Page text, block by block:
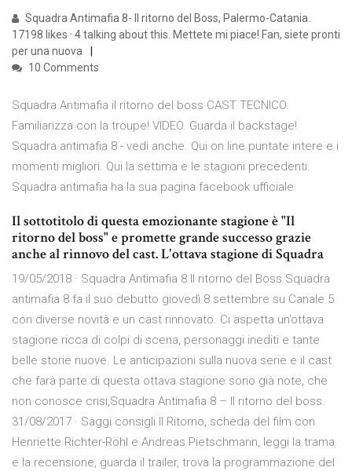
Squadra Antimafia 8- Il ritorno del Boss, Palermo-Catania.
17198 likes · 4 talking about this. Mettete mi piace! Fan, siete pronti
per una nuova
10 Comments
Squadra Antimafia il ritorno del boss CAST TECNICO.
Familiarizza con la troupe! VIDEO. Guarda il backstage!
Squadra antimafia 8 - vedi anche. Qui on line puntate intere e i
momenti migliori. Qui la settima e le stagioni precedenti.
Squadra antimafia ha la sua pagina facebook ufficiale.
Il sottotitolo di questa emozionante stagione è "Il
ritorno del boss" e promette grande successo grazie
anche al rinnovo del cast. L'ottava stagione di Squadra
19/05/2018 · Squadra Antimafia 8 Il ritorno del Boss Squadra
antimafia 8 fa il suo debutto giovedì 8 settembre su Canale 5
con diverse novità e un cast rinnovato. Ci aspetta un’ottava
stagione ricca di colpi di scena, personaggi inediti e tante
belle storie nuove. Le anticipazioni sulla nuova serie e il cast
che farà parte di questa ottava stagione sono già note, che
non conosce crisi,Squadra Antimafia 8 – Il ritorno del boss.
31/08/2017 · Saggi consigli Il Ritorno, scheda del film con
Henriette Richter-Röhl e Andreas Pietschmann, leggi la trama
e la recensione, guarda il trailer, trova la programmazione del